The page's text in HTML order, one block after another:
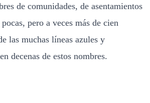
de comunidades, de asentamientos
pero a veces más de cien
las muchas líneas azules y
decenas de estos nombres.